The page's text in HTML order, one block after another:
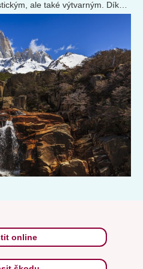
ale také výtvarným. Díky
online